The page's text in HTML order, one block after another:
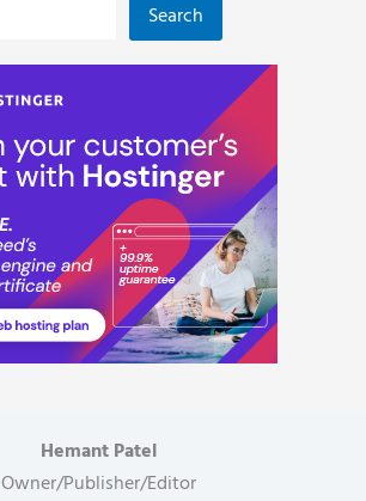
Search
Hemant Patel
Owner/Publisher/Editor